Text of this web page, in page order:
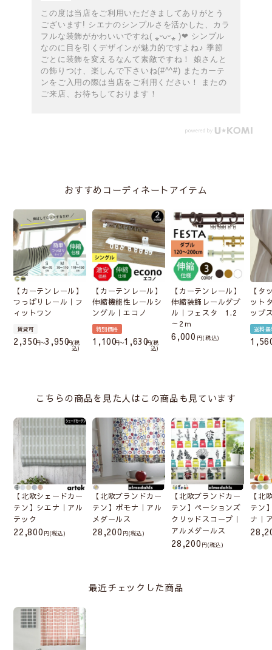
この度は当店をご利用いただきましてありがとう
ございます! シエナのシンプルさを活かした、カラ
フルな装飾がかわいいですね( ⁎ᵕᴗᵕ⁎ )❤︎ シンプル
なのに目を引くデザインが魅力的ですよね♪ 季節
ごとに装飾を変えるなんて素敵ですね！ 娘さんと
の飾りつけ、楽しんで下さいね(#^^#) またカーテ
ンをご入用の際は当店をご利用ください！ またの
ご来店、お待ちしております！
おすすめコーディネートアイテム
【カーテンレール】
つっぱりレール｜フ
ィットワン
賃貸可
2,350 〜3,950 税
込
【カーテンレール】
伸縮機能性レールシ
ングル｜エコノ
特別価格
1,100 〜1,630 税
込
【カーテンレール】
伸縮装飾レールダブ
ル｜フェスタ 1.2
～2ｍ
6,000 税込
【タ
ット
ップ
送料無
こちらの商品を見た人はこの商品も見ています
【北欧シェードカー
テン】シエナ｜アル
テック
22,800 (税込)
【北欧ブランドカー
テン】ポモナ｜アル
メダールス
28,200 (税込)
【北欧ブランドカー
テン】ペーションズ
クリッドスコープ｜
アルメダールス
28,200 (税込)
【北
テン
ナ｜
最近チェックした商品